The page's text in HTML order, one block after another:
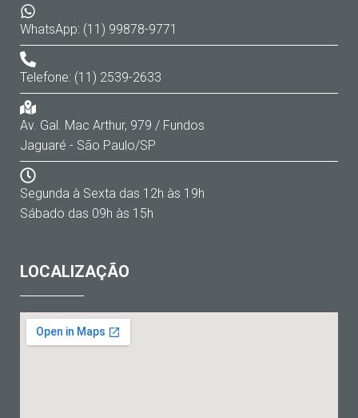
WhatsApp: (11) 99878-9771
Telefone: (11) 2539-2633
Av. Gal. Mac Arthur, 979 / Fundos
Jaguaré - São Paulo/SP
Segunda à Sexta das 12h às 19h
Sábado das 09h às 15h
LOCALIZAÇÃO